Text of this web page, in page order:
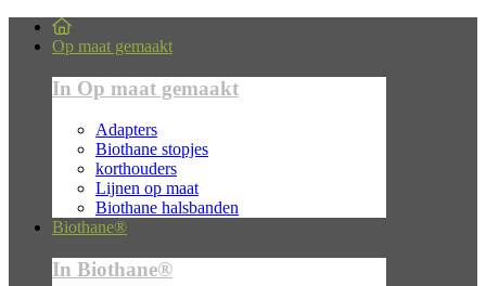
Op maat gemaakt
In Op maat gemaakt
Adapters
Biothane stopjes
korthouders
Lijnen op maat
Biothane halsbanden
Biothane®
In Biothane®